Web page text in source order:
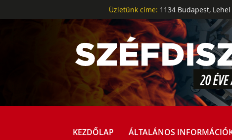
Üzletünk címe: 1134 Budapest,
KEZDŐLAP ÁLTALÁNOS